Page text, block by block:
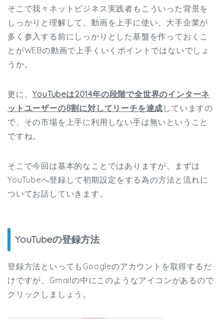
そこで我々ネットビジネス実践者もこういった背景を
しっかりと理解して、動画を上手に使い、大手企業が
多く参入する前にしっかりとした基盤を作っておくこ
とがWEBの動画で上手くいくポイントではないでしょ
うか。
更に、YouTubeは2014年の段階で全世界のインターネ
ットユーザーの8割に対してリーチを達成 していますの
で、その市場を上手に利用しない手は無いということ
ですね。
そこで今回は基本的なことではありますが、まずは
YouTubeへ登録して初期設定をする為の方法と流れに
ついてお話していきます。
YouTubeの登録方法
登録方法といってもGoogleのアカウントを取得するだ
けですが、Gmailの中にこのようなアイコンがあるので
クリックしましょう。